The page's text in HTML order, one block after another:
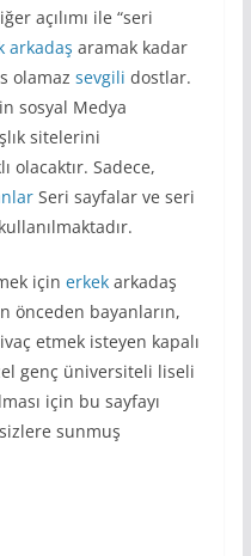
açılımı ile “seri
arkadaş aramak kadar
olamaz sevgili dostlar.
sosyal Medya
sitelerini
olacaktır. Sadece,
Seri sayfalar ve seri
için erkekarkadaş
önceden bayanların,
etmek isteyen kapalı
genç üniversiteli liseli
için bu sayfayı
sunmuş